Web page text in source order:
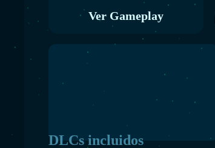
Ver Gameplay
DLCs incluidos